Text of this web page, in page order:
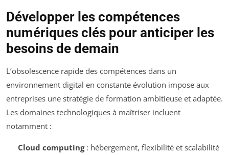
Développer les compétences
numériques clés pour anticiper les
besoins de demain
L’obsolescence rapide des compétences dans un
environnement digital en constante évolution impose aux
entreprises une stratégie de formation ambitieuse et adaptée.
Les domaines technologiques à maîtriser incluent
notamment :
Cloud computing: hébergement, flexibilité et scalabilité